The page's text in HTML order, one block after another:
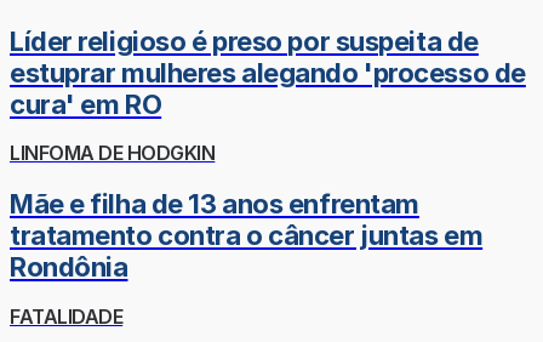
Líder religioso é preso por suspeita de
estuprar mulheres alegando 'processo de
cura' em RO
LINFOMA DE HODGKIN
Mãe e filha de 13 anos enfrentam
tratamento contra o câncer juntas em
Rondônia
FATALIDADE